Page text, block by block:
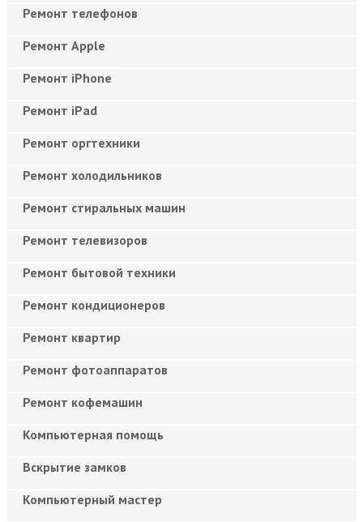
Ремонт телефонов
Ремонт Apple
Ремонт iPhone
Ремонт iPad
Ремонт оргтехники
Ремонт холодильников
Ремонт стиральных машин
Ремонт телевизоров
Ремонт бытовой техники
Ремонт кондиционеров
Ремонт квартир
Ремонт фотоаппаратов
Ремонт кофемашин
Компьютерная помощь
Вскрытие замков
Компьютерный мастер